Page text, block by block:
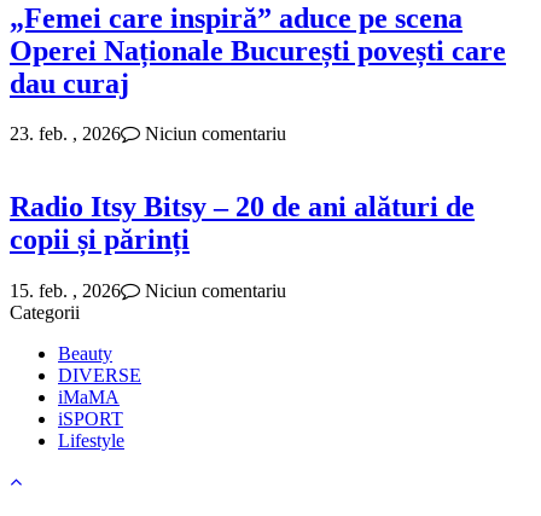
„Femei care inspiră” aduce pe scena
Operei Naționale București povești care
dau curaj
23. feb. , 2026 Niciun comentariu
Radio Itsy Bitsy – 20 de ani alături de
copii și părinți
15. feb. , 2026
Niciun comentariu
Categorii
Beauty
DIVERSE
iMaMA
iSPORT
Lifestyle